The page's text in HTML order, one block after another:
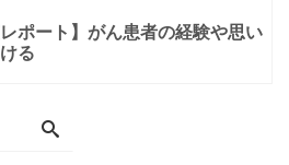
レポート】がん患者の経験や思い
る